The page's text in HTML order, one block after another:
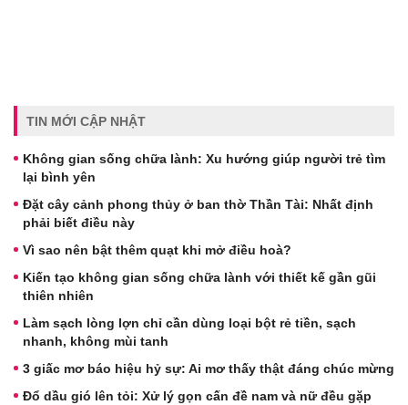
TIN MỚI CẬP NHẬT
Không gian sống chữa lành: Xu hướng giúp người trẻ tìm
lại bình yên
Đặt cây cảnh phong thủy ở ban thờ Thần Tài: Nhất định
phải biết điều này
Vì sao nên bật thêm quạt khi mở điều hoà?
Kiến tạo không gian sống chữa lành với thiết kế gần gũi
thiên nhiên
Làm sạch lòng lợn chỉ cần dùng loại bột rẻ tiền, sạch
nhanh, không mùi tanh
3 giấc mơ báo hiệu hỷ sự: Ai mơ thấy thật đáng chúc mừng
Đổ dầu gió lên tỏi: Xử lý gọn cấn đề nam và nữ đều gặp